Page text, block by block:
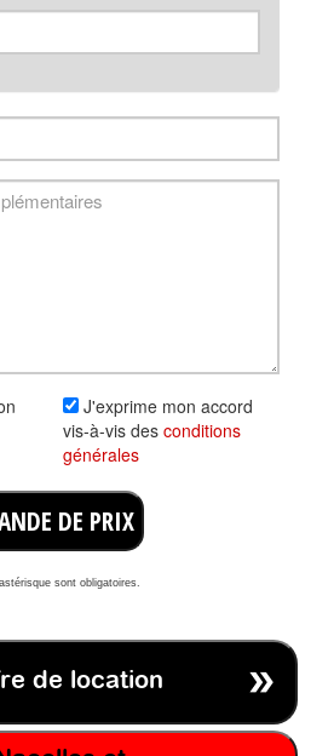
J'exprime mon accord
vis-à-vis des conditions
générales
DE PRIX
sont obligatoires.
de location